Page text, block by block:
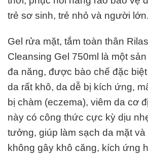
trẻ sơ sinh, trẻ nhỏ và người lớn.
Gel rửa mặt, tắm toàn thân
Cleansing Gel 750ml là một
đa năng, được bào chế đặc
da rất khô, da dễ bị kích ứng,
bị chàm (eczema), viêm da cơ
này có công thức cực kỳ dịu
tưởng, giúp làm sạch da mặt và
không gây khô căng, kích ứng